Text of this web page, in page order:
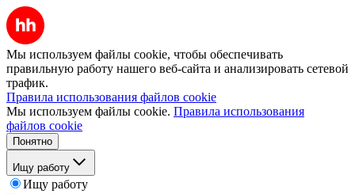
Мы используем файлы cookie, чтобы обеспечивать
правильную работу нашего веб-сайта и анализировать сетевой
трафик.
Правила использования файлов cookie
Мы используем файлы cookie. Правила использования
файлов cookie
Понятно
Ищу работу
Ищу работу